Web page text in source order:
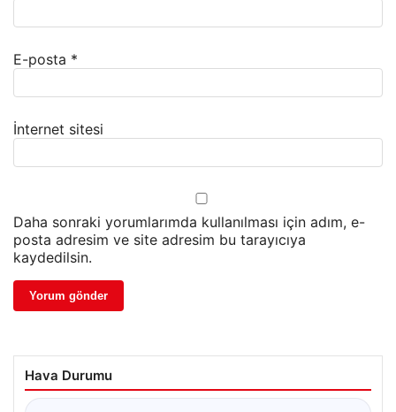
E-posta *
İnternet sitesi
Daha sonraki yorumlarımda kullanılması için adım, e-
posta adresim ve site adresim bu tarayıcıya
kaydedilsin.
Hava Durumu